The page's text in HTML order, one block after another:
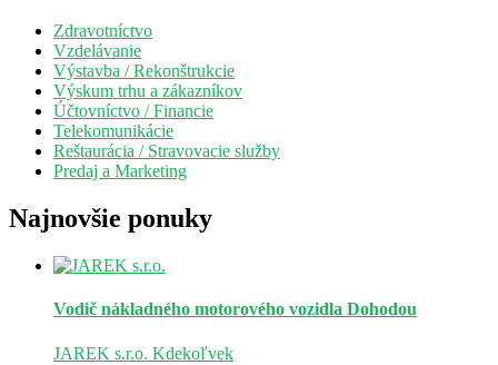
Zdravotníctvo
Vzdelávanie
Výstavba / Rekonštrukcie
Výskum trhu a zákazníkov
Účtovníctvo / Financie
Telekomunikácie
Reštaurácia / Stravovacie služby
Predaj a Marketing
Najnovšie ponuky
Vodič nákladného motorového vozidla Dohodou
JAREK s.r.o. Kdekoľvek